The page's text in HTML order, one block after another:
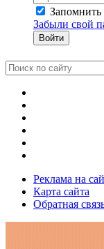
Запомнить
Забыли свой
Реклама на
Карта сайта
Обратная